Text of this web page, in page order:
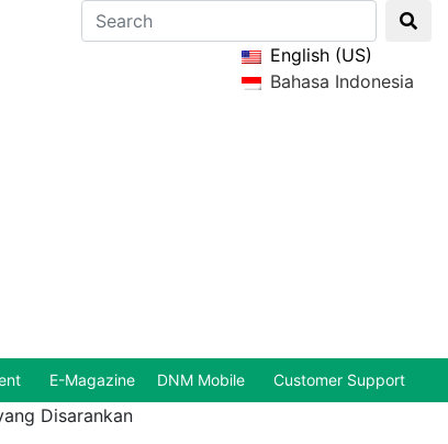
English (US)
Bahasa Indonesia
E-Magazine DNM Mobile Customer Support
Disarankan